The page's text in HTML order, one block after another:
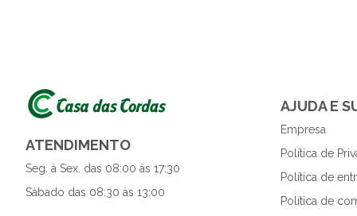
ATENDIMENTO
Seg. à Sex. das 08:00 às 17:30
Sábado das 08:30 às 13:00
AJUDA E
Empresa
Política de
Política de
Política de